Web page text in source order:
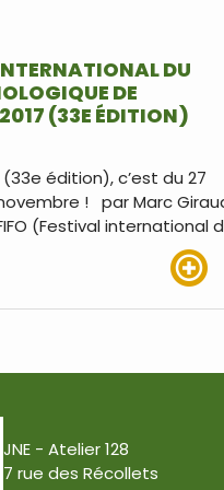
DU
DE
(33E ÉDITION)
édition), c’est du 27
! par Marc
(Festival international
JNE - Atelier 128
7 rue des Récollets